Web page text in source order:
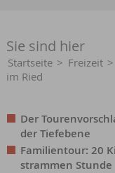
Sie sind hier
Startseite > Freizeit >
im Ried
Der
der Tiefebene
Familientour: 20
strammen Stunde